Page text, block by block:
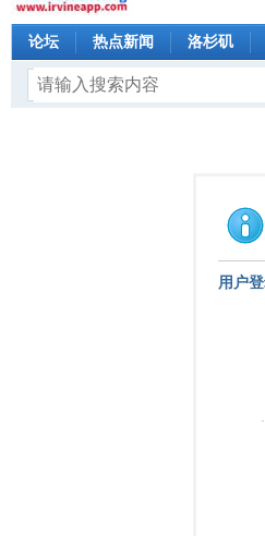
论坛 热点新闻 洛杉矶
用户